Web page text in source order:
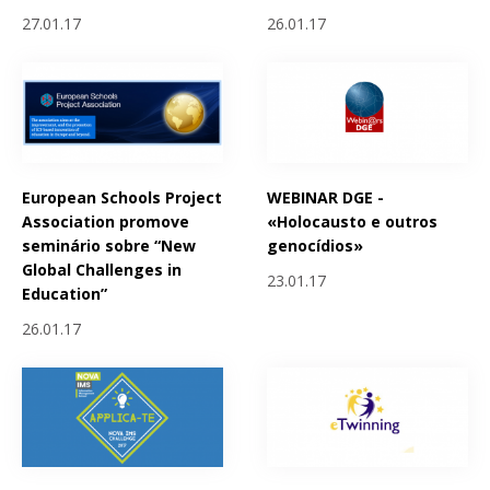
27.01.17
26.01.17
European Schools Project
Association promove
seminário sobre “New
Global Challenges in
Education”
26.01.17
WEBINAR DGE -
«Holocausto e outros
genocídios»
23.01.17